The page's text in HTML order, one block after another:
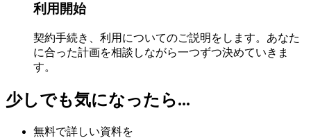
利用開始
契約手続き、利用についてのご説明をします。あなた
に合った計画を相談しながら一つずつ決めていきま
す。
少しでも気になったら...
無料で詳しい資料を